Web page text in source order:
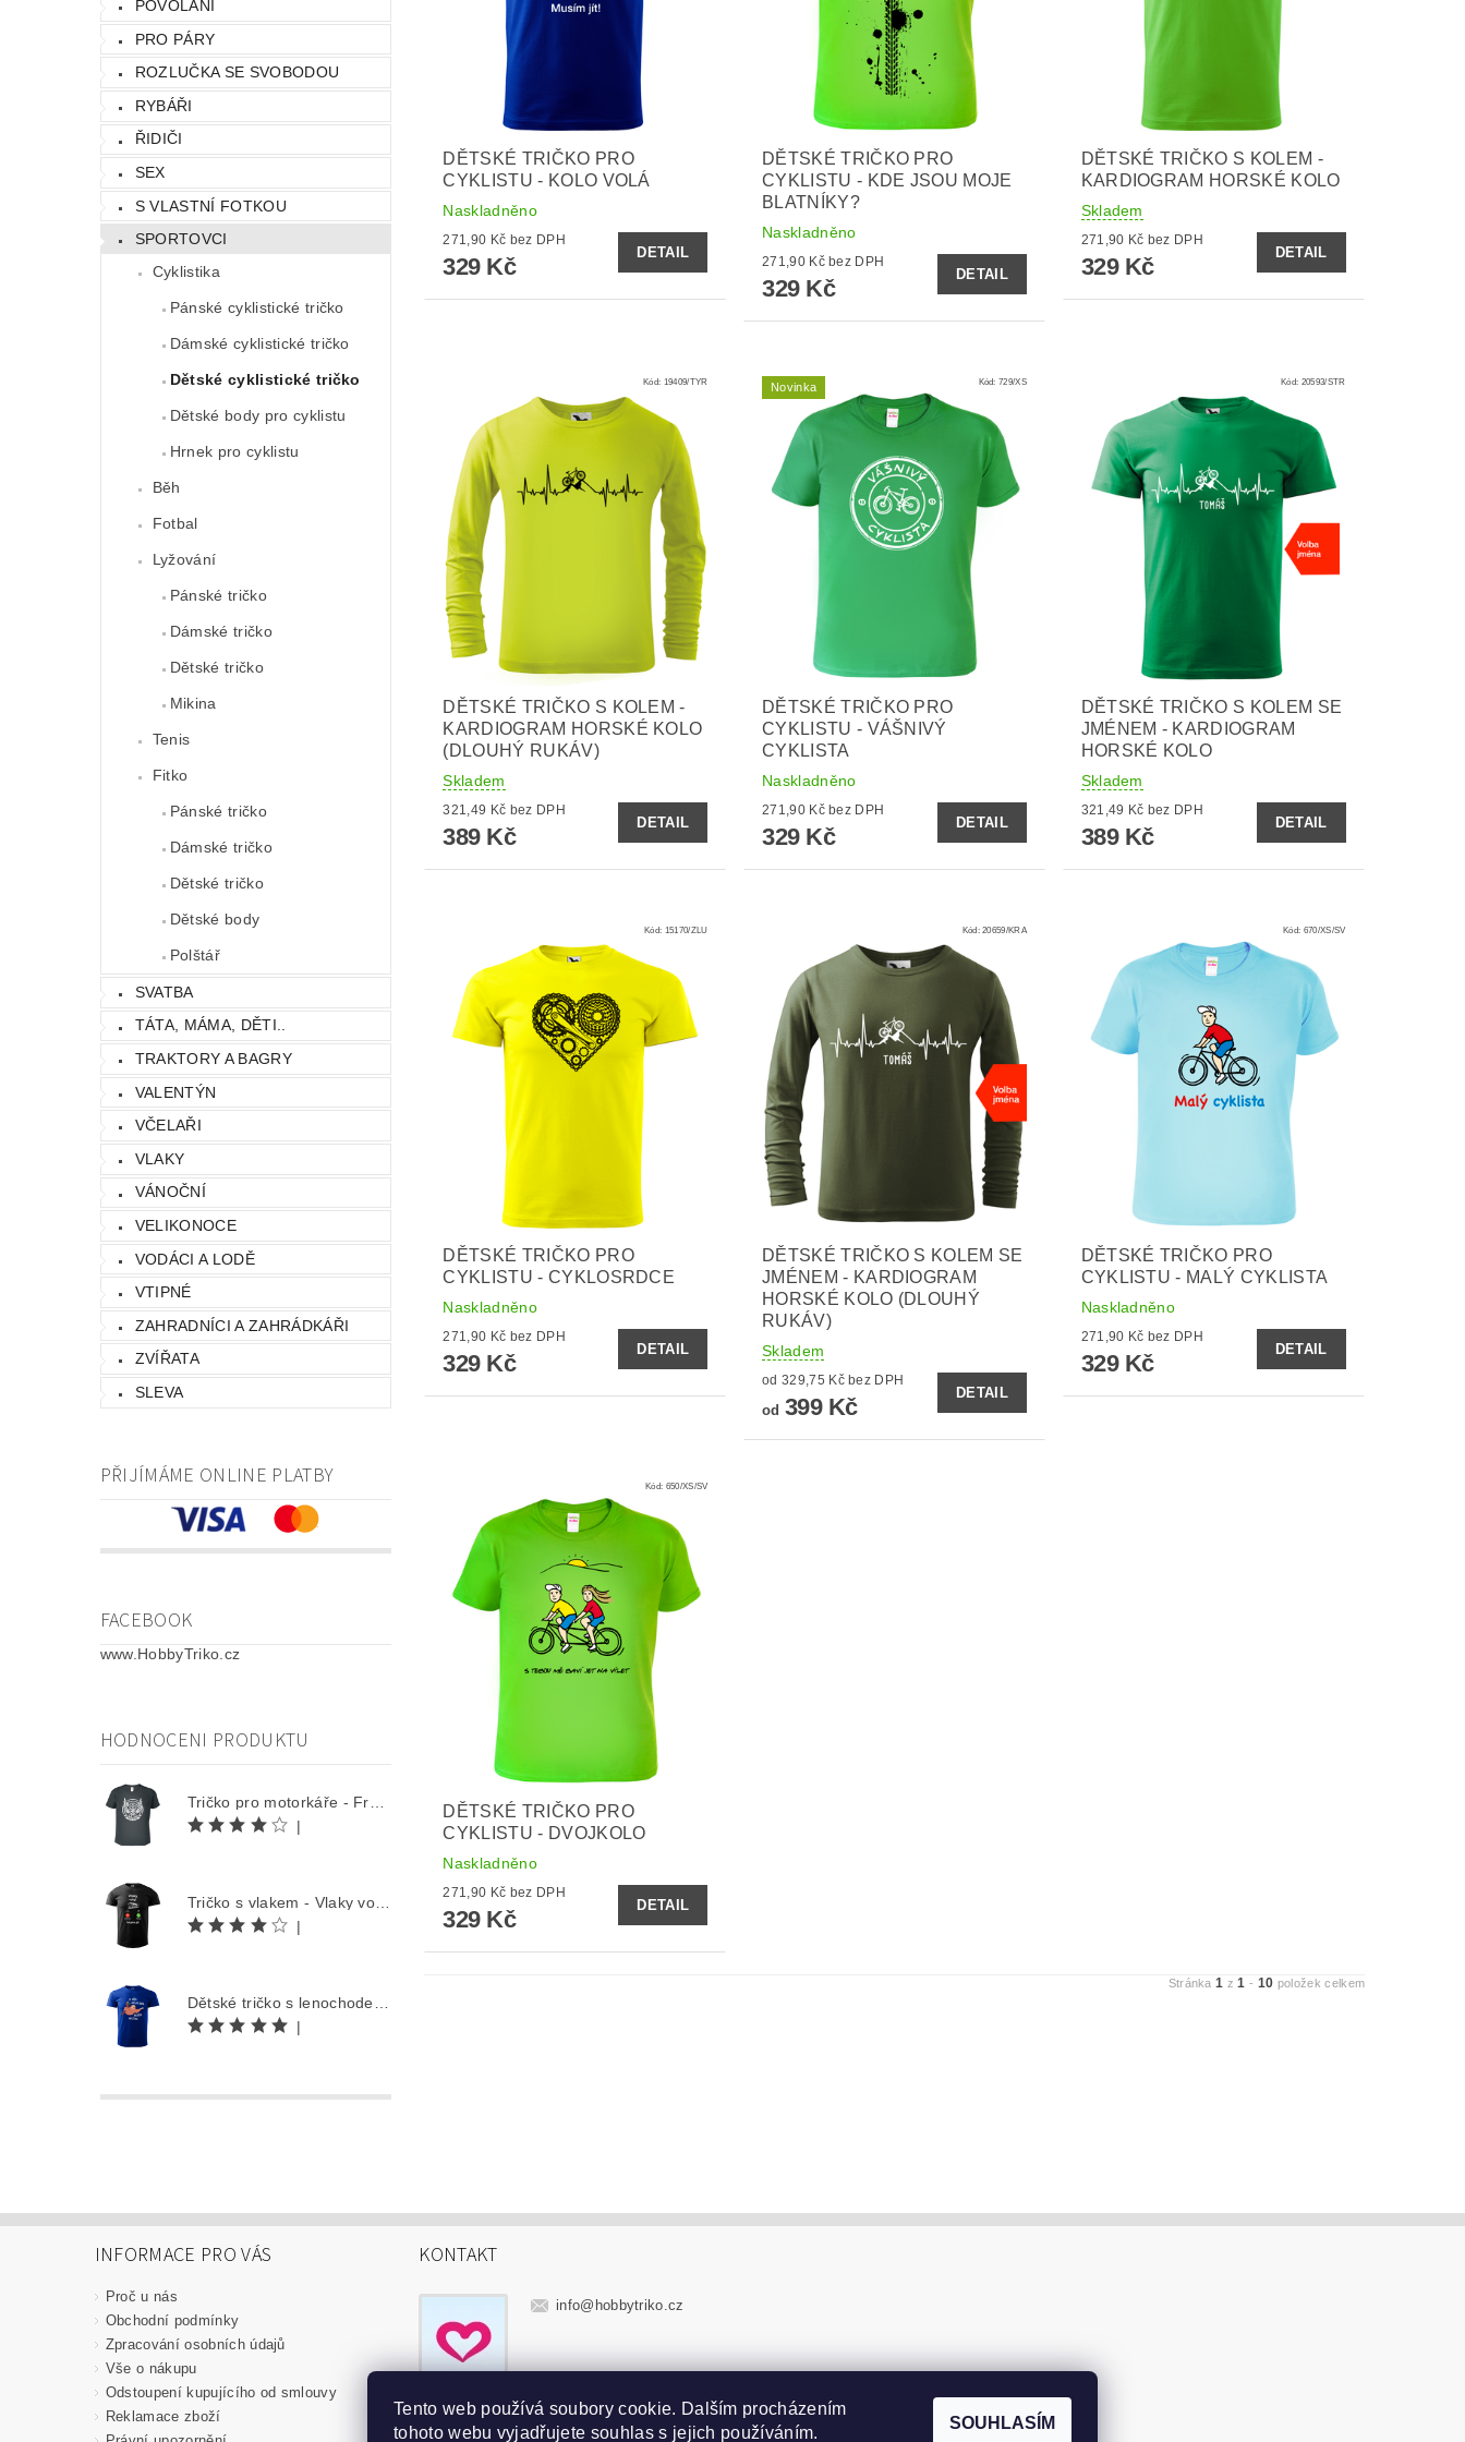
POVOLÁNÍ
PRO PÁRY
ROZLUČKA SE SVOBODOU
RYBÁŘI
ŘIDIČI
SEX
S VLASTNÍ FOTKOU
SPORTOVCI
Cyklistika
Pánské cyklistické tričko
Dámské cyklistické tričko
Dětské cyklistické tričko
Dětské body pro cyklistu
Hrnek pro cyklistu
Běh
Fotbal
Lyžování
Pánské tričko
Dámské tričko
Dětské tričko
Mikina
Tenis
Fitko
Pánské tričko
Dámské tričko
Dětské tričko
Dětské body
Polštář
SVATBA
TÁTA, MÁMA, DĚTI..
TRAKTORY A BAGRY
VALENTÝN
VČELAŘI
VLAKY
VÁNOČNÍ
VELIKONOCE
VODÁCI A LODĚ
VTIPNÉ
ZAHRADNÍCI A ZAHRÁDKÁŘI
ZVÍŘATA
SLEVA
PŘIJÍMÁME ONLINE PLATBY
FACEBOOK
www.HobbyTriko.cz
HODNOCENI PRODUKTU
|
|
|
DĚTSKÉ TRIČKO PRO
CYKLISTU - KOLO VOLÁ
Naskladněno
271,90 Kč bez DPH
329 Kč
DETAIL
DĚTSKÉ TRIČKO PRO
CYKLISTU - KDE JSOU MOJE
BLATNÍKY?
Naskladněno
271,90 Kč bez DPH
329 Kč
DETAIL
DĚTSKÉ TRIČKO S KOLEM -
KARDIOGRAM HORSKÉ KOLO
Skladem
271,90 Kč bez DPH
329 Kč
DETAIL
Kód: 19409/TYR
DĚTSKÉ TRIČKO S KOLEM -
KARDIOGRAM HORSKÉ KOLO
(DLOUHÝ RUKÁV)
Skladem
321,49 Kč bez DPH
389 Kč
DETAIL
Novinka Kód:729/XS
DĚTSKÉ TRIČKO PRO
CYKLISTU - VÁŠNIVÝ
CYKLISTA
Naskladněno
271,90 Kč bez DPH
329 Kč
DETAIL
Kód: 20593/STR
DĚTSKÉ TRIČKO S KOLEM SE
JMÉNEM - KARDIOGRAM
HORSKÉ KOLO
Skladem
321,49 Kč bez DPH
389 Kč
DETAIL
Kód: 15170/ZLU
DĚTSKÉ TRIČKO PRO
CYKLISTU - CYKLOSRDCE
Naskladněno
271,90 Kč bez DPH
329 Kč
DETAIL
Kód:20659/KRA
DĚTSKÉ TRIČKO S KOLEM SE
JMÉNEM - KARDIOGRAM
HORSKÉ KOLO (DLOUHÝ
RUKÁV)
Skladem
od 329,75 Kč bez DPH
od 399 Kč
DETAIL
Kód: 670/XS/SV
DĚTSKÉ TRIČKO PRO
CYKLISTU - MALÝ CYKLISTA
Naskladněno
271,90 Kč bez DPH
329 Kč
DETAIL
Kód: 650/XS/SV
DĚTSKÉ TRIČKO PRO
CYKLISTU - DVOJKOLO
Naskladněno
271,90 Kč bez DPH
329 Kč
DETAIL
Stránka1 z1 - 10 položek celkem
INFORMACE PRO VÁS
Proč u nás
Obchodní podmínky
Zpracování osobních údajů
Vše o nákupu
Odstoupení kupujícího od smlouvy
Reklamace zboží
KONTAKT
info@ hobbytriko.cz
Tento web používá soubory cookie. Dalším procházením
tohoto webu vyjadřujete souhlas s jejich používáním.
SOUHLASÍM